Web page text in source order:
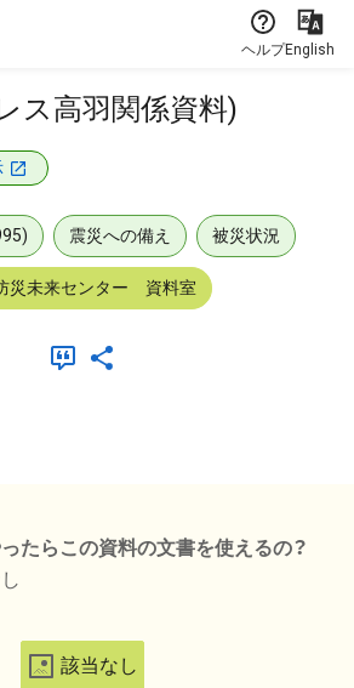
ヘルプEnglish
ス高羽関係資料)
震災への備え 被災状況
災未来センター 資料室
たらこの資料の文書を使えるの？
該当なし